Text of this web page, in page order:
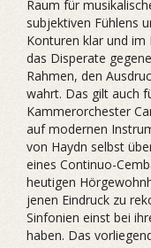
Raum für
subjektiven Fühlens
Konturen klar und
das Disperate
Rahmen, den
wahrt. Das gilt auch
Kammerorchester
auf modernen
von Haydn selbst
eines Continuo-
heutigen
jenen Eindruck zu
Sinfonien einst bei
haben. Das